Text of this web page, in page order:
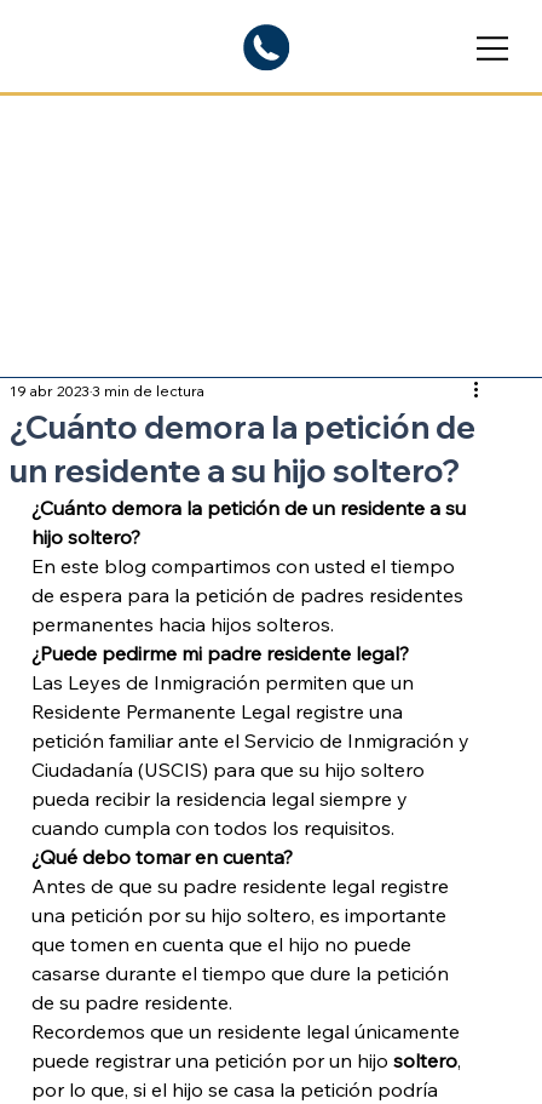
¿Cuánto demora la petición de
un residente a su hijo soltero?
19 abr 20233 min de lectura
¿Cuánto demora la petición de un residente a su
hijo soltero?
En este blog compartimos con usted el tiempo
de espera para la petición de padres residentes
permanentes hacia hijos solteros.
¿Puede pedirme mi padre residente legal?
Las Leyes de Inmigración permiten que un
Residente Permanente Legal registre una
petición familiar ante el Servicio de Inmigración y
Ciudadanía (USCIS) para que su hijo soltero
pueda recibir la residencia legal siempre y
cuando cumpla con todos los requisitos.
¿Qué debo tomar en cuenta?
Antes de que su padre residente legal registre
una petición por su hijo soltero, es importante
que tomen en cuenta que el hijo no puede
casarse durante el tiempo que dure la petición
de su padre residente.
Recordemos que un residente legal únicamente
puede registrar una petición por un hijo soltero,
por lo que, si el hijo se casa la petición podría